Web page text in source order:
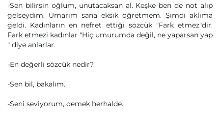
-Sen bilirsin oğlum, unutacaksan al. Keşke ben de not alıp
gelseydim. Umarım sana eksik öğretmem. Şimdi aklıma
geldi. Kadınların en nefret ettiği sözcük "Fark etmez"dir.
Fark etmezi kadınlar "Hiç umurumda değil, ne yaparsan yap
" diye anlarlar.
-En değerli sözcük nedir?
-Sen bil, bakalım.
-Seni seviyorum, demek herhalde.